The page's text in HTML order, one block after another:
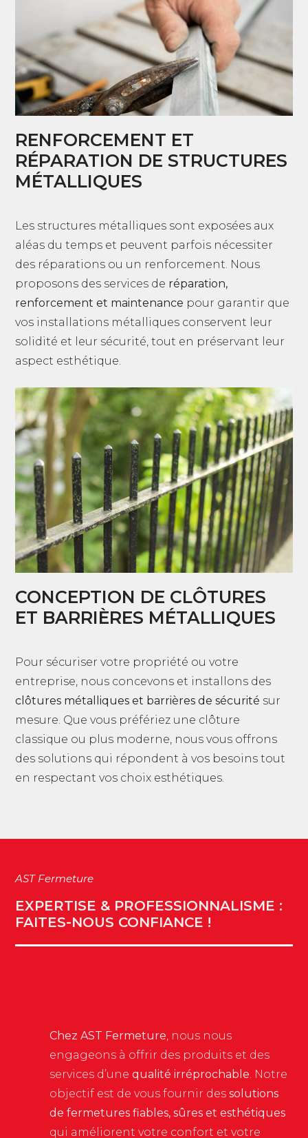
RENFORCEMENT ET
RÉPARATION DE STRUCTURES
MÉTALLIQUES
Les structures métalliques sont exposées aux
aléas du temps et peuvent parfois nécessiter
des réparations ou un renforcement. Nous
proposons des services de réparation,
renforcement et maintenance pour garantir que
vos installations métalliques conservent leur
solidité et leur sécurité, tout en préservant leur
aspect esthétique.
CONCEPTION DE CLÔTURES
ET BARRIÈRES MÉTALLIQUES
Pour sécuriser votre propriété ou votre
entreprise, nous concevons et installons des
clôtures métalliques et barrières de sécurité sur
mesure. Que vous préfériez une clôture
classique ou plus moderne, nous vous offrons
des solutions qui répondent à vos besoins tout
en respectant vos choix esthétiques.
AST Fermeture
EXPERTISE & PROFESSIONNALISME :
FAITES-NOUS CONFIANCE !
Chez AST Fermeture, nous nous
engageons à offrir des produits et des
services d’unequalité irréprochable. Notre
objectif est de vous fournir dessolutions
de fermetures fiables, sûres et esthétiques
qui améliorent votre confort et votre